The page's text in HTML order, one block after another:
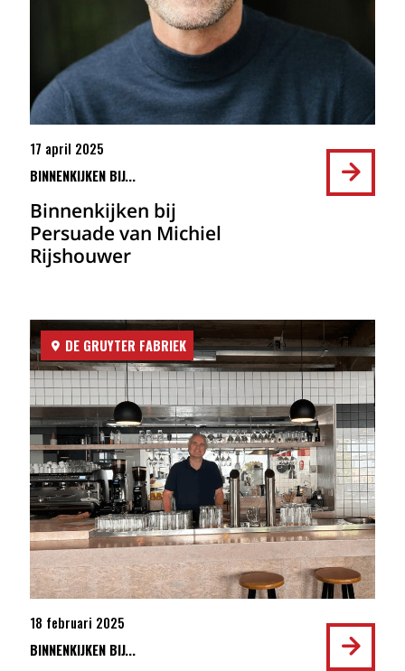
17 april 2025
BINNENKIJKEN BIJ...
Binnenkijken bij
Persuade van Michiel
Rijshouwer
DE GRUYTER FABRIEK
18 februari 2025
BINNENKIJKEN BIJ...